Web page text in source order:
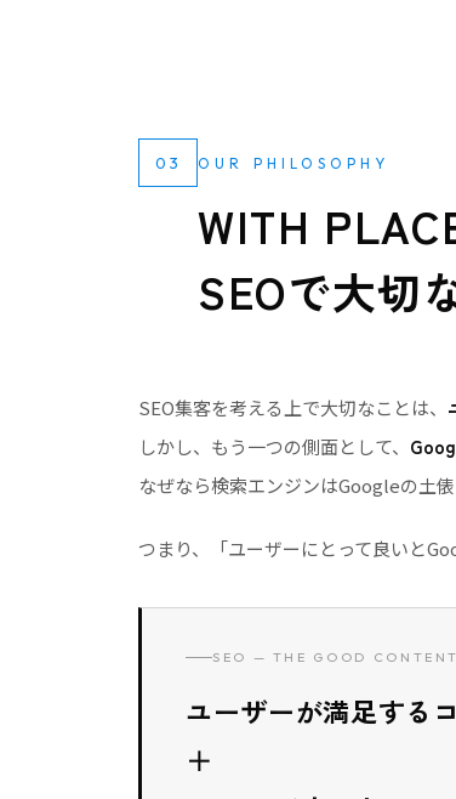
03 OUR PHILOSOPHY
WITH
SEOで大切
SEO集客を考える上で大切なことは、
しかし、もう一つの側面として、
なぜなら検索エンジンはGoogleの土
つまり、「ユーザーにとって良いと
SEO — THE GOOD CONTENT
ユーザーが満足する
＋